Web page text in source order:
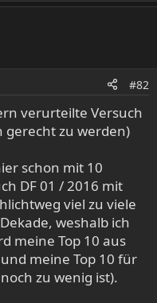
#82
verurteilte Versuch
gerecht zu werden)
schon mit 10
DF 01 / 2016 mit
viel zu viele
weshalb ich
meine Top 10 aus
meine Top 10 für
zu wenig ist).